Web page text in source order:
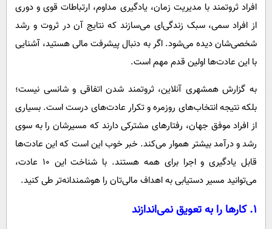
فناوری
گوناگون
فرهنگی
بین الملل
اجتماعی
حیات وحش
سیاست خارجی
روانشناسی
آشپزی
دانلود
افراد ثروتمند با مدیریت زمان، یادگیری مداوم، ارتباطات قوی و دوری
از افراد سمی، سبک زندگی‌ای می‌سازند که نتایج آن در ثروت و رشد
شخصی‌شان دیده می‌شود. اگر به دنبال پیشرفت مالی هستید، آشنایی
با این عادت‌ها اولین قدم مهم است.
به گزارش همشهری آنلاین، ثروتمند شدن اتفاقی و شانسی نیست؛
بلکه نتیجه انتخاب‌های روزمره و تکرار عادت‌های درست است. بسیاری
از افراد موفق جهان، رفتارهای مشترکی دارند که مسیرشان را به سوی
رشد و درآمد بیشتر هموار می‌کند. خبر خوب این است که این عادت‌ها
قابل یادگیری و اجرا برای همه هستند. با شناخت این ۱۰ عادت،
می‌توانید مسیر دستیابی به اهداف مالی‌تان را هوشمندانه‌تر طی کنید.
۱. کارها را به تعویق نمی‌اندازند